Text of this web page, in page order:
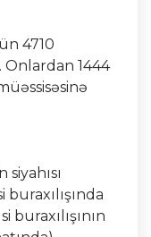
4710
1444